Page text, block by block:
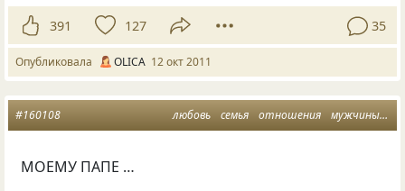
391 127 35
Опубликовала OLICA 12 окт 2011
любовь семья отношения мужчины
#160108
МОЕМУ ПАПЕ …